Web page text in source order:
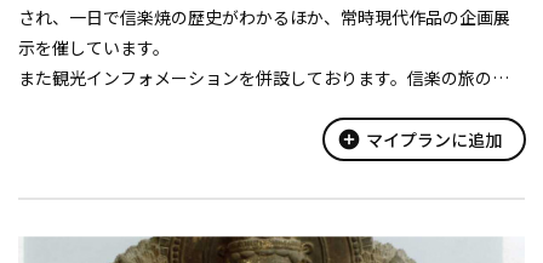
され、一日で信楽焼の歴史がわかるほか、常時現代作品の企画展
示を催しています。
また観光インフォメーションを併設しております。信楽の旅のは
add_circle マイプランに追加